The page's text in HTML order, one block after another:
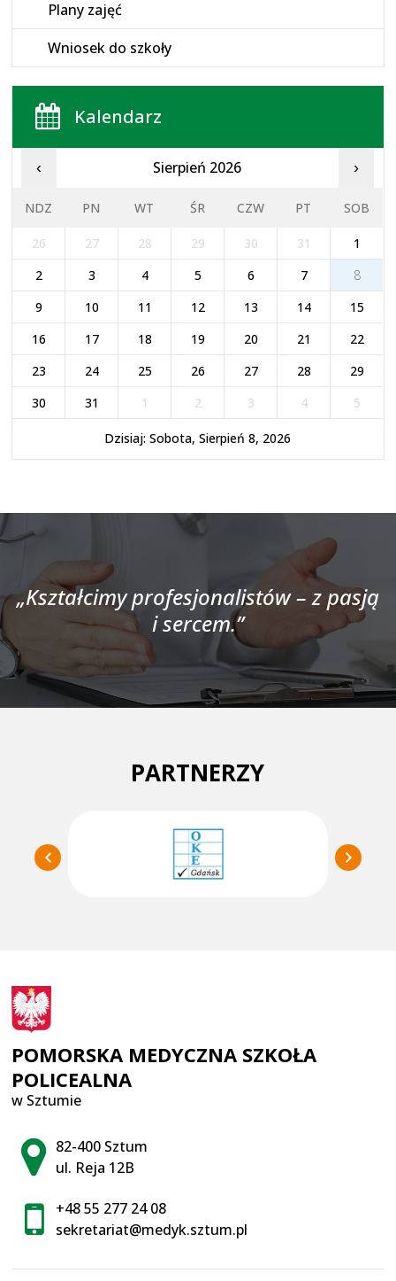
Plany zajęć
Wniosek do szkoły
Kalendarz
‹ Sierpień 2026 ›
NDZ PN WT ŚR CZW PT SOB
26 27 28 29 30 31
1
2
3 4 5 6 7
8
9
10 11 12 13 14
15
16
17 18 19 20 21
22
23
24 25 26 27 28
29
30
31 1 2 3 4 5
Dzisiaj: Sobota, Sierpień 8, 2026
„Kształcimy profesjonalistów – z pasją
i sercem.”
PARTNERZY
POMORSKA MEDYCZNA SZKOŁA
POLICEALNA
w Sztumie
Adres pocztowy:
82-400 Sztum
ul. Reja 12B
+48 55 277 24 08
sekretariat@medyk.sztum.pl